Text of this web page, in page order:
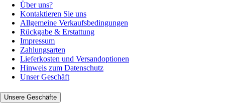
Über uns?
Kontaktieren Sie uns
Allgemeine Verkaufsbedingungen
Rückgabe & Erstattung
Impressum
Zahlungsarten
Lieferkosten und Versandoptionen
Hinweis zum Datenschutz
Unser Geschäft
Unsere Geschäfte